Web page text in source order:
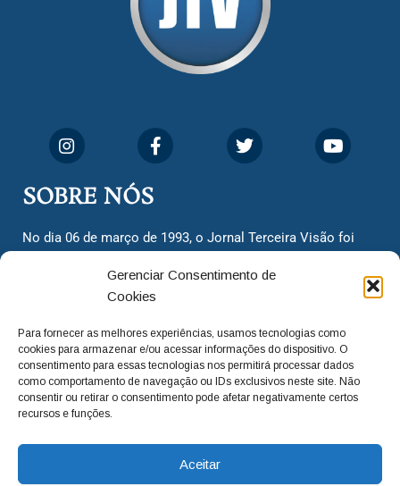
Gerenciar Consentimento de
Cookies
Para fornecer as melhores experiências, usamos tecnologias como
cookies para armazenar e/ou acessar informações do dispositivo. O
consentimento para essas tecnologias nos permitirá processar dados
como comportamento de navegação ou IDs exclusivos neste site. Não
consentir ou retirar o consentimento pode afetar negativamente certos
recursos e funções.
Aceitar
SOBRE NÓS
No dia 06 de março de 1993, o Jornal Terceira Visão foi
cidadãos valinhenses, já que naquela época só existiam
dois jornais. Há mais de 30 anos, o jornal continua
com o foco de trazer as melhores notícias. Nunca
deixamos de lado as necessidades do cidadão, sempre
questionando os órgãos públicos em busca de melhorias
para a cidade e sempre cobrando resoluções para casos